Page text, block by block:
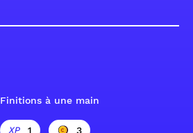
Finitions à une main
1 3